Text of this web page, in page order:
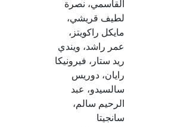
القاسمي، نصرة
لطيف قريشي،
مايكل راكويتز،
عمر راشد، ويندي
ريد ستار، فيرونيكا
رايان، دوريس
سالسيدو، عبد
الرحيم سالم،
سانجيتا